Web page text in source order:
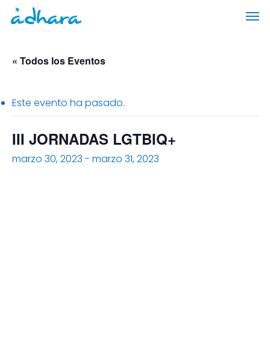
Skip
main
« Todos los Eventos
Este evento ha pasado.
III JORNADAS LGTBIQ+
marzo 30, 2023 - marzo 31, 2023